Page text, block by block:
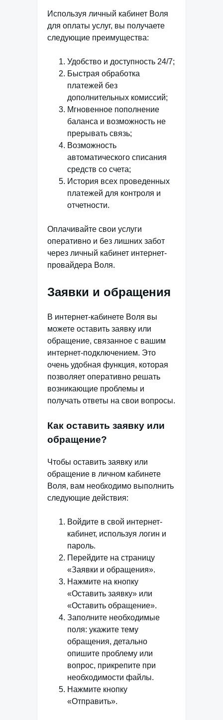
Используя личный кабинет Воля
для оплаты услуг, вы получаете
следующие преимущества:
Удобство и доступность 24/7;
Быстрая обработка
платежей без
дополнительных комиссий;
Мгновенное пополнение
баланса и возможность не
прерывать связь;
Возможность
автоматического списания
средств со счета;
История всех проведенных
платежей для контроля и
отчетности.
Оплачивайте свои услуги
оперативно и без лишних забот
через личный кабинет интернет-
провайдера Воля.
Заявки и обращения
В интернет-кабинете Воля вы
можете оставить заявку или
обращение, связанное с вашим
интернет-подключением. Это
очень удобная функция, которая
позволяет оперативно решать
возникающие проблемы и
получать ответы на свои вопросы.
Как оставить заявку или
обращение?
Чтобы оставить заявку или
обращение в личном кабинете
Воля, вам необходимо выполнить
следующие действия:
Войдите в свой интернет-
кабинет, используя логин и
пароль.
Перейдите на страницу
«Заявки и обращения».
Нажмите на кнопку
«Оставить заявку» или
«Оставить обращение».
Заполните необходимые
поля: укажите тему
обращения, детально
опишите проблему или
вопрос, прикрепите при
необходимости файлы.
Нажмите кнопку
«Отправить».